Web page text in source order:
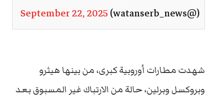
(@watanserb_news)
September 22, 2025
شهدت مطارات أوروبية كبرى، من بينها هيثرو
وبروكسل وبرلين، حالة من الارتباك غير المسبوق بعد